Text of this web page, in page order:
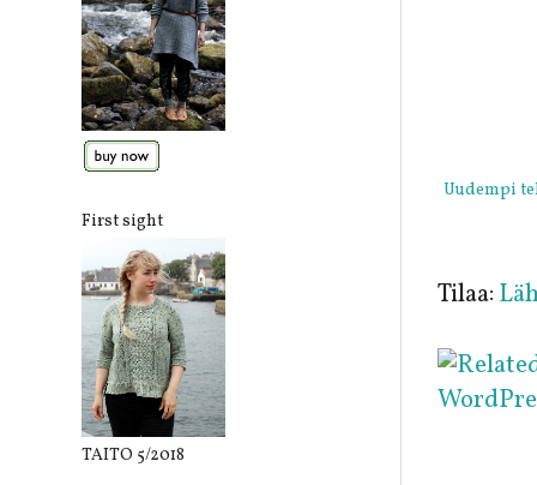
Uudempi
Tilaa:
First sight
TAITO 5/2018